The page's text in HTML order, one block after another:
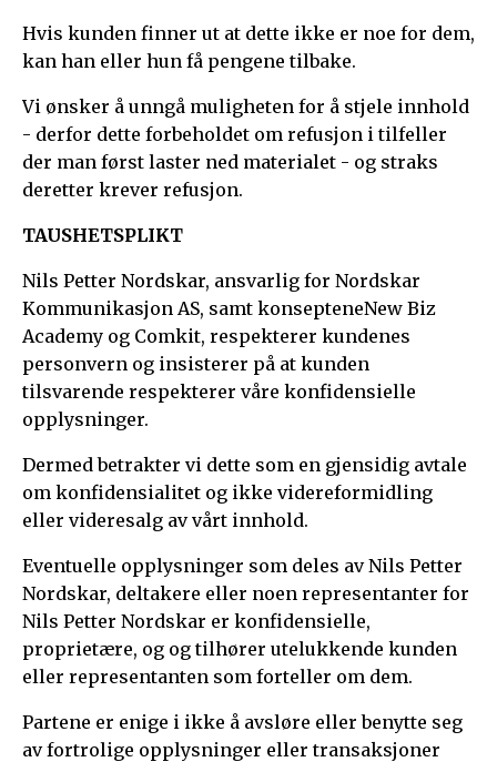
Hvis kunden finner ut at dette ikke er noe for dem,
kan han eller hun få pengene tilbake.
Vi ønsker å unngå muligheten for å stjele innhold
- derfor dette forbeholdet om refusjon i tilfeller
der man først laster ned materialet - og straks
deretter krever refusjon.
TAUSHETSPLIKT
Nils Petter Nordskar, ansvarlig for Nordskar
Kommunikasjon AS, samt konsepteneNew Biz
Academy og Comkit, respekterer kundenes
personvern og insisterer på at kunden
tilsvarende respekterer våre konfidensielle
opplysninger.
Dermed betrakter vi dette som en gjensidig avtale
om konfidensialitet og ikke videreformidling
eller videresalg av vårt innhold.
Eventuelle opplysninger som deles av Nils Petter
Nordskar, deltakere eller noen representanter for
Nils Petter Nordskar er konfidensielle,
proprietære, og og tilhører utelukkende kunden
eller representanten som forteller om dem.
Partene er enige i ikke å avsløre eller benytte seg
av fortrolige opplysninger eller transaksjoner